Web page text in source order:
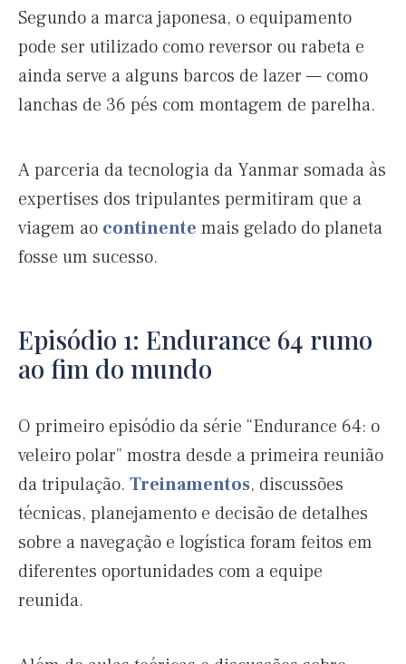
Segundo a marca japonesa, o equipamento
pode ser utilizado como reversor ou rabeta e
ainda serve a alguns barcos de lazer — como
lanchas de 36 pés com montagem de parelha.
A parceria da tecnologia da Yanmar somada às
expertises dos tripulantes permitiram que a
viagem ao continente mais gelado do planeta
fosse um sucesso.
Episódio 1: Endurance 64 rumo
ao fim do mundo
O primeiro episódio da série “Endurance 64: o
veleiro polar” mostra desde a primeira reunião
da tripulação. Treinamentos, discussões
técnicas, planejamento e decisão de detalhes
sobre a navegação e logística foram feitos em
diferentes oportunidades com a equipe
reunida.